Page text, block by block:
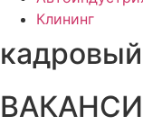
Клининг